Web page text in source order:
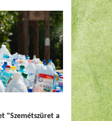
a Bodrogon"
"Szemétszüret a